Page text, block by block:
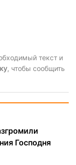
текст и
, чтобы сообщить
Господня